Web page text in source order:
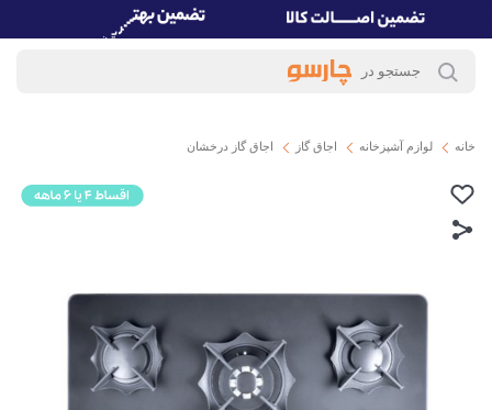
خانه لوازم آشپزخانه اجاق گاز اجاق گاز درخشان